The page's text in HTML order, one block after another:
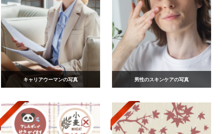
キャリアウーマンの写真 男性のスキンケアの写真